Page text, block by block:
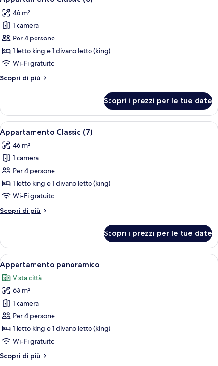
tutte
le
foto
per
Appartamento
Classic
46 m²
1 camera
Per 4 persone
1 letto king e 1 divano letto (king)
Wi-Fi gratuito
Scopri di più
Altri
Classic
(6)
Scopri i prezzi per le tue date
Apri
tutte
le
foto
per
Appartamento
Classic
Un'area pranzo moderna con un
6
Appartamento Classic (7)
46 m²
1 camera
Per 4 persone
1 letto king e 1 divano letto (king)
Wi-Fi gratuito
Scopri di più
Altri
Classic
(7)
Scopri i prezzi per le tue date
Apri
tutte
le
foto
per
Appartamento
panoramico
Una terrazza sul tetto con tavolo e
8
Appartamento panoramico
Vista città
63 m²
1 camera
Per 4 persone
1 letto king e 1 divano letto (king)
Wi-Fi gratuito
Scopri di più
Altri